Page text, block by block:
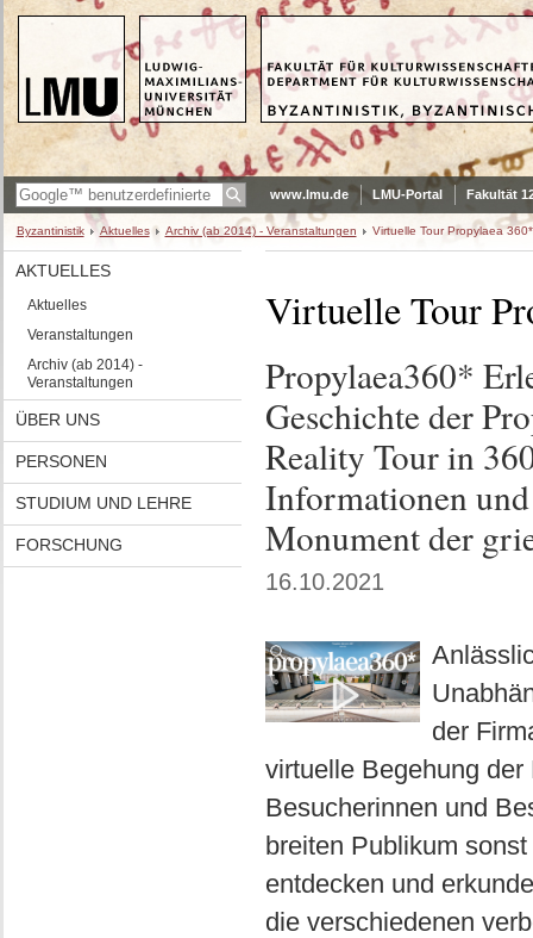
www.lmu.de LMU-Portal Fakultät
Byzantinistik Aktuelles Archiv (ab 2014) - Veranstaltungen Virtuelle Tour Propylaea 360*
AKTUELLES
Aktuelles
Veranstaltungen
Archiv (ab 2014) -
Veranstaltungen
ÜBER UNS
PERSONEN
STUDIUM UND LEHRE
FORSCHUNG
Virtuelle Tour
Propylaea360*
Geschichte der
Reality Tour in
Informationen
Monument der
16.10.2021
der
virtuelle Begehung
Besucherinnen und
breiten Publikum
entdecken und
die verschiedenen